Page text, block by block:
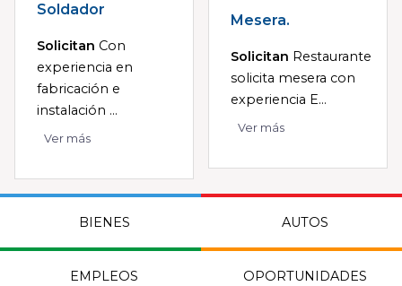
Soldador
Solicitan Con
experiencia en
fabricación e
instalación ...
Ver más
Mesera.
Solicitan Restaurante
solicita mesera con
experiencia E...
Ver más
BIENES AUTOS
EMPLEOS OPORTUNIDADES